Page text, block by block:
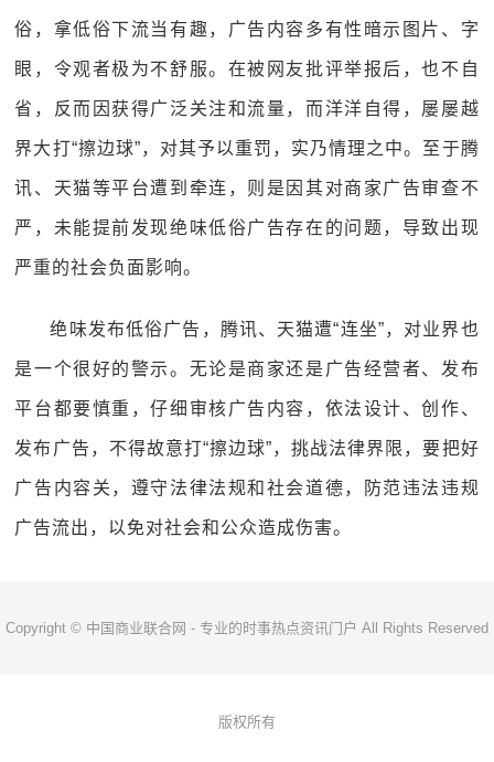
俗，拿低俗下流当有趣，广告内容多有性暗示图片、字
眼，令观者极为不舒服。在被网友批评举报后，也不自
省，反而因获得广泛关注和流量，而洋洋自得，屡屡越
界大打“擦边球”，对其予以重罚，实乃情理之中。至于腾
讯、天猫等平台遭到牵连，则是因其对商家广告审查不
严，未能提前发现绝味低俗广告存在的问题，导致出现
严重的社会负面影响。
绝味发布低俗广告，腾讯、天猫遭“连坐”，对业界也
是一个很好的警示。无论是商家还是广告经营者、发布
平台都要慎重，仔细审核广告内容，依法设计、创作、
发布广告，不得故意打“擦边球”，挑战法律界限，要把好
广告内容关，遵守法律法规和社会道德，防范违法违规
广告流出，以免对社会和公众造成伤害。
Copyright © 中国商业联合网 - 专业的时事热点资讯门户 All Rights Reserved
版权所有